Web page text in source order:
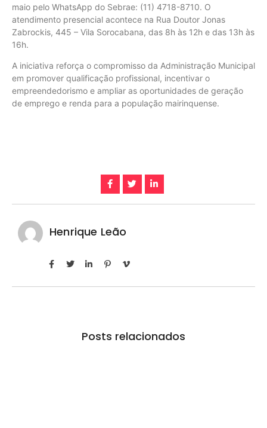
maio pelo WhatsApp do Sebrae: (11) 4718-8710. O
atendimento presencial acontece na Rua Doutor Jonas
Zabrockis, 445 – Vila Sorocabana, das 8h às 12h e das 13h às
16h.
A iniciativa reforça o compromisso da Administração Municipal
em promover qualificação profissional, incentivar o
empreendedorismo e ampliar as oportunidades de geração
de emprego e renda para a população mairinquense.
Henrique Leão
Posts relacionados